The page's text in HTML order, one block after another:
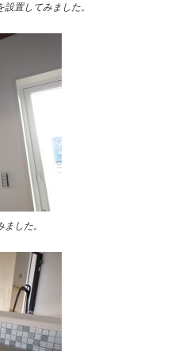
置してみました。
した。